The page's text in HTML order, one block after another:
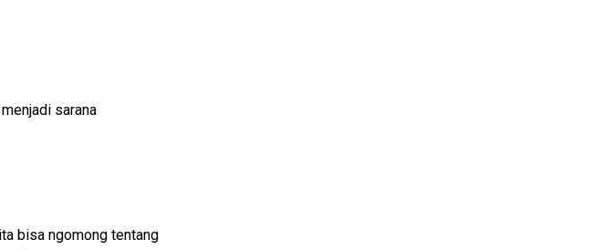
sarana
bisa ngomong tentang